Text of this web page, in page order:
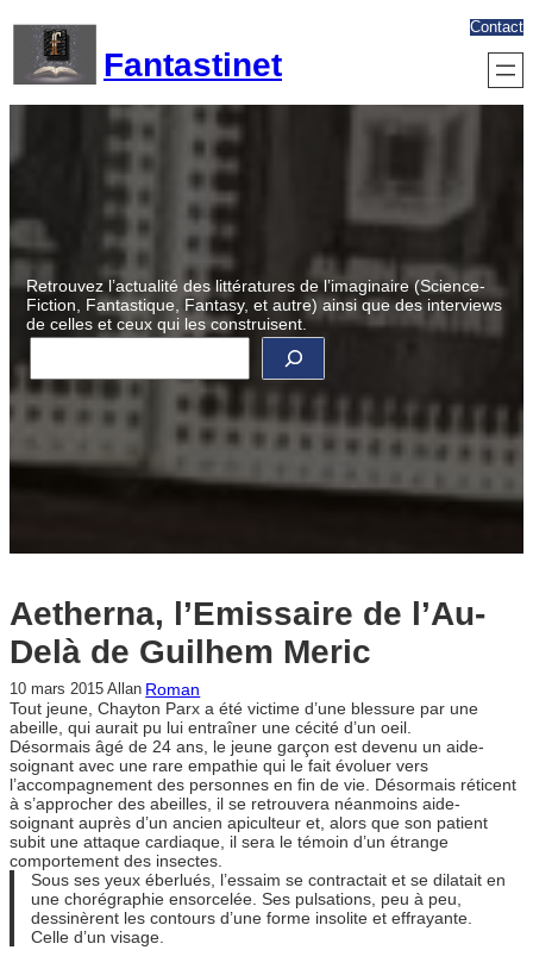
contenu
Fantastinet
Contact
Retrouvez l’actualité des littératures de l’imaginaire (Science-
Fiction, Fantastique, Fantasy, et autre) ainsi que des interviews
de celles et ceux qui les construisent.
R
e
c
h
e
Aetherna, l’Emissaire de l’Au-
Delà de Guilhem Meric
10 mars 2015 Allan Roman
Tout jeune, Chayton Parx a été victime d’une blessure par une
abeille, qui aurait pu lui entraîner une cécité d’un oeil.
Désormais âgé de 24 ans, le jeune garçon est devenu un aide-
soignant avec une rare empathie qui le fait évoluer vers
l’accompagnement des personnes en fin de vie. Désormais réticent
à s’approcher des abeilles, il se retrouvera néanmoins aide-
soignant auprès d’un ancien apiculteur et, alors que son patient
subit une attaque cardiaque, il sera le témoin d’un étrange
comportement des insectes.
Sous ses yeux éberlués, l’essaim se contractait et se dilatait en
une chorégraphie ensorcelée. Ses pulsations, peu à peu,
dessinèrent les contours d’une forme insolite et effrayante.
Celle d’un visage.